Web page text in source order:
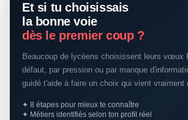
Et si tu choisissais
la bonne voie
dès le premier coup ?
Beaucoup de lycéens choisissent leurs vœux
défaut, par pression ou par manque
guidé t'aide à faire un choix qui vient vraiment
✦ 8 étapes pour mieux te connaître
✦ Métiers identifiés selon ton profil réel